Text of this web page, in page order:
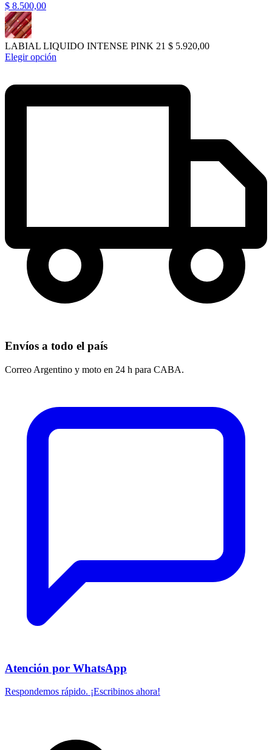
$ 8.500,00
LABIAL LIQUIDO INTENSE PINK 21 $ 5.920,00
Elegir opción
Envíos a todo el país
Correo Argentino y moto en 24 h para CABA.
Atención por WhatsApp
Respondemos rápido. ¡Escribinos ahora!